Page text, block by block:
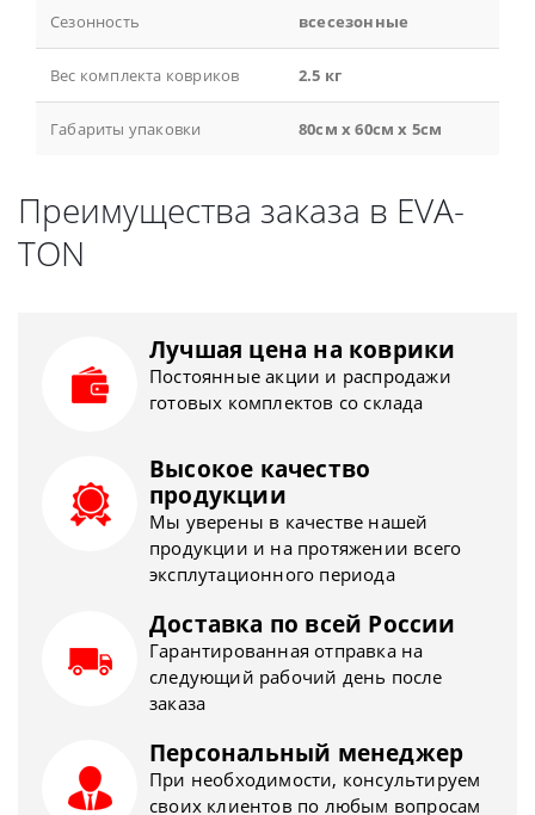
Сезонность всесезонные
Вес комплекта ковриков 2.5 кг
Габариты упаковки 80см x 60см x 5см
Преимущества заказа в EVA-
TON
Лучшая цена на коврики
Постоянные акции и распродажи
готовых комплектов со склада
Высокое качество
продукции
Мы уверены в качестве нашей
продукции и на протяжении всего
эксплутационного периода
Доставка по всей России
Гарантированная отправка на
следующий рабочий день после
заказа
Персональный менеджер
При необходимости, консультируем
своих клиентов по любым вопросам